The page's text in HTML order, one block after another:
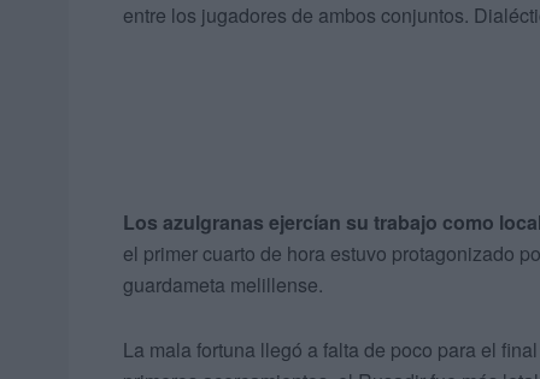
entre los jugadores de ambos conjuntos.
Los azulgranas ejercían su trabajo como
el primer cuarto de hora estuvo protagonizado
guardameta melillense.
La mala fortuna llegó a falta de poco para el final